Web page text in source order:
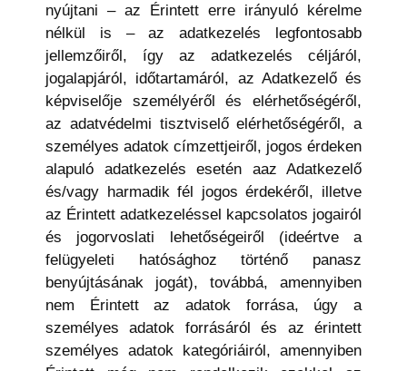
nyújtani – az Érintett erre irányuló kérelme
nélkül is – az adatkezelés legfontosabb
jellemzőiről, így az adatkezelés céljáról,
jogalapjáról, időtartamáról, az Adatkezelő és
képviselője személyéről és elérhetőségéről,
az adatvédelmi tisztviselő elérhetőségéről, a
személyes adatok címzettjeiről, jogos érdeken
alapuló adatkezelés esetén aaz Adatkezelő
és/vagy harmadik fél jogos érdekéről, illetve
az Érintett adatkezeléssel kapcsolatos jogairól
és jogorvoslati lehetőségeiről (ideértve a
felügyeleti hatósághoz történő panasz
benyújtásának jogát), továbbá, amennyiben
nem Érintett az adatok forrása, úgy a
személyes adatok forrásáról és az érintett
személyes adatok kategóriáiról, amennyiben